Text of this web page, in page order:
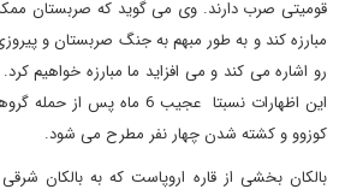
قومیتی صرب دارند. وی می گوید که صربستان
مبارزه کند و به طور مبهم به جنگ صربستان و
رو اشاره می کند و می افزاید ما مبارزه خواهیم
این اظهارات نسبتا عجیب 6
کوزوو و کشته شدن چهار نفر مطرح می شود.
بالکان بخشی از قاره اروپاست که به بالکان